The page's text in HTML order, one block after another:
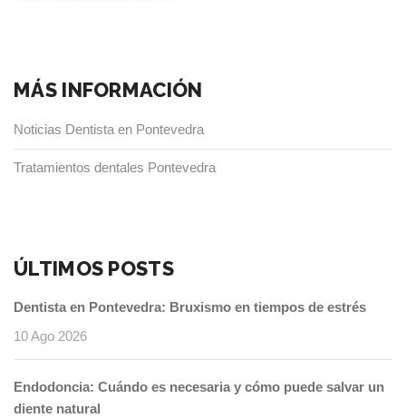
MÁS INFORMACIÓN
Noticias Dentista en Pontevedra
Tratamientos dentales Pontevedra
ÚLTIMOS POSTS
Dentista en Pontevedra: Bruxismo en tiempos de estrés
10 Ago 2026
Endodoncia: Cuándo es necesaria y cómo puede salvar un
diente natural